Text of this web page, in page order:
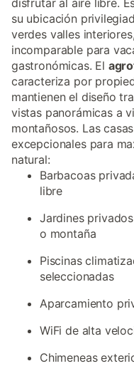
disfrutar al aire libre.
su ubicación
verdes valles
incomparable para
gastronómicas. El
caracteriza por
mantienen el diseño
vistas panorámicas a
montañosos. Las
excepcionales para
natural:
Barbacoas
libre
Jardines
o montaña
Piscinas
seleccionadas
Aparcamiento
WiFi de alta
Chimeneas